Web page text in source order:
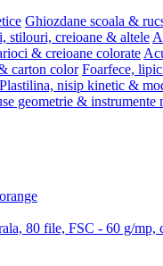
Ghiozdane scoala &
stilouri, creioane & altele
& creioane colorate
carton color Foarfece,
Plastilina, nisip kinetic &
geometrie & instrumente
80 file, FSC - 60 g/mp,